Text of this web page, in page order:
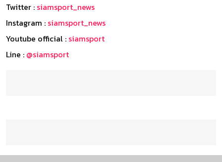
Twitter : siamsport_news
Instagram : siamsport_news
Youtube official : siamsport
Line : @siamsport